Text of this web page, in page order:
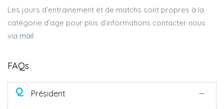
Les jours d’entrainement et de matchs sont propres à la
catégorie d’age pour plus d’informations contacter nous
via mail
FAQs
Q Président